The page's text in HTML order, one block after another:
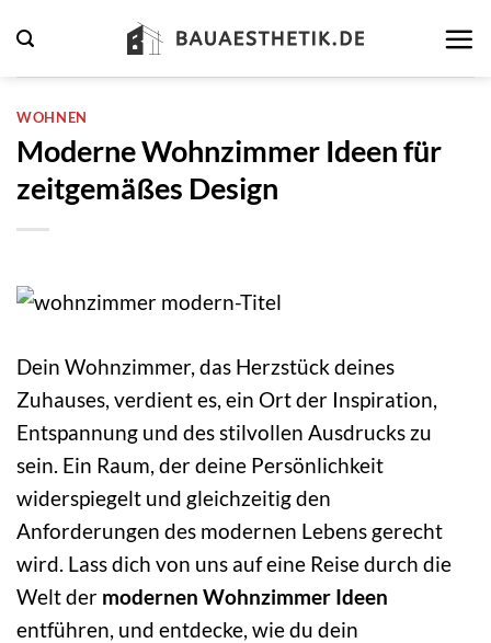
Inhalt
springen
WOHNEN
Moderne Wohnzimmer Ideen für
zeitgemäßes Design
Dein Wohnzimmer, das Herzstück deines
Zuhauses, verdient es, ein Ort der Inspiration,
Entspannung und des stilvollen Ausdrucks zu
sein. Ein Raum, der deine Persönlichkeit
widerspiegelt und gleichzeitig den
Anforderungen des modernen Lebens gerecht
wird. Lass dich von uns auf eine Reise durch die
Welt der modernen Wohnzimmer Ideen
entführen, und entdecke, wie du dein